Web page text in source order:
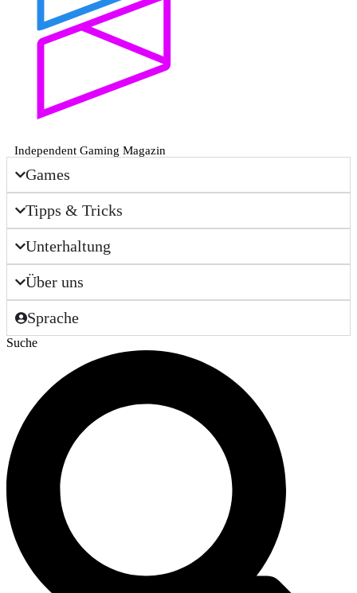
Independent Gaming Magazin
Games
Tipps & Tricks
Unterhaltung
Über uns
Sprache
Suche